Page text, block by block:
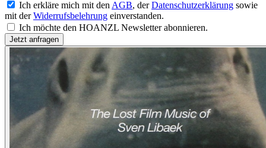
Ich erkläre mich mit den AGB, derDatenschutzerklärung sowie
mit derWiderrufsbelehrung einverstanden.
Ich möchte den HOANZL Newsletter abonnieren.